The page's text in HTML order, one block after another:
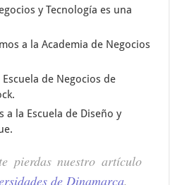
y Tecnología es una
a la Academia de Negocios
de Negocios de
la Escuela de Diseño y
pierdas nuestro artículo
de Dinamarca.